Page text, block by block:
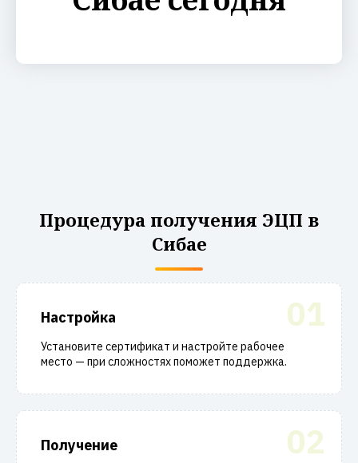
Процедура получения ЭЦП в
Сибае
01
Настройка
Установите сертификат и настройте рабочее
место — при сложностях поможет поддержка.
02
Получение